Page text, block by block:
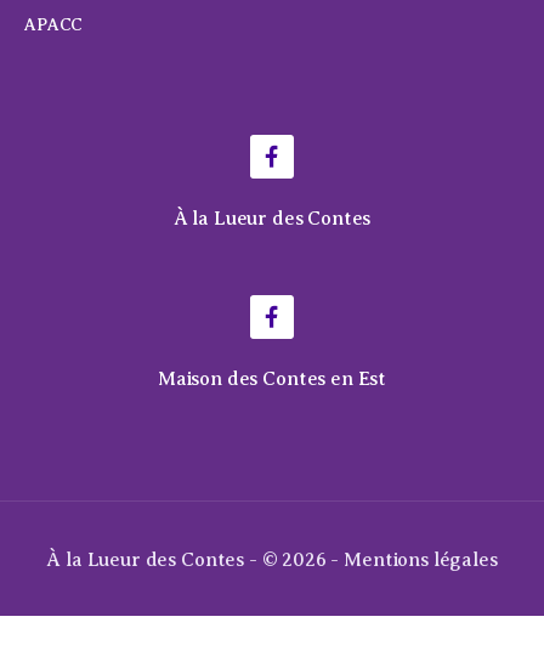
APACC
À la Lueur des Contes
Maison des Contes en Est
À la Lueur des Contes - © 2026 - Mentions légales